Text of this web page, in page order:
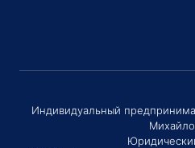
Индивидуальный